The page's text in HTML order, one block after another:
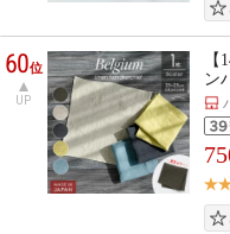
60位
UP
ン